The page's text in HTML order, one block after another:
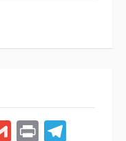
Gmail
Print